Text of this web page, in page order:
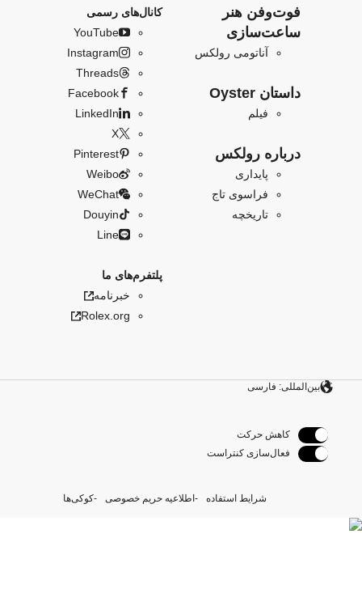
فو‌‌ت‌وفن هنر
ساعت‌سازی
آناتومی رولکس
داستان Oyster
فیلم
درباره رولکس
پایداری
فراسوی تاج
تاریخچه
کانال‌های رسمی
YouTube
Instagram
Threads
Facebook
LinkedIn
X
Pinterest
Weibo
WeChat
Douyin
Line
پلتفرم‌های ما
خبرنامه
Rolex.org
بین‌المللی: فارسی
کاهش حرکت
فعال‌سازی کنتراست
شرایط استفاده اطلاعیه حریم خصوصی کوکی‌ها